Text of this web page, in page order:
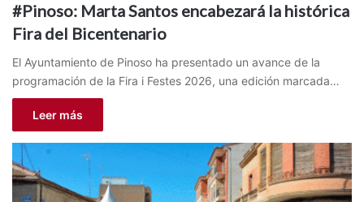
#Pinoso: Marta Santos encabezará la histórica
Fira del Bicentenario
El Ayuntamiento de Pinoso ha presentado un avance de la
programación de la Fira i Festes 2026, una edición marcada…
Leer más